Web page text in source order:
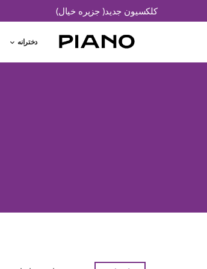
کلکسیون جدید( جزیره خیال)
دخترانه